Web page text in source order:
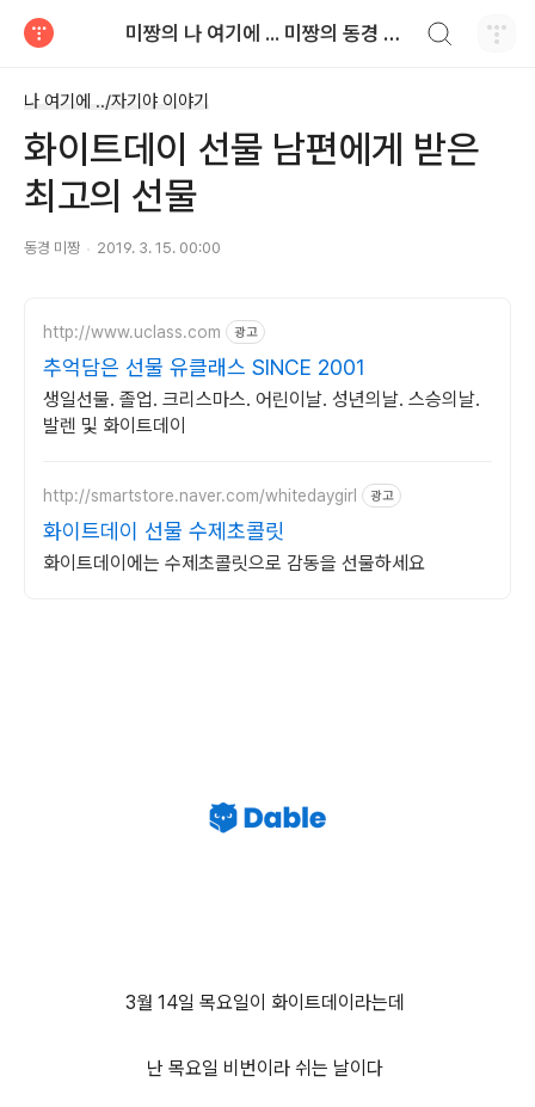
미짱의 나 여기에 ... 미짱의 동경 생활
나 여기에 ../자기야 이야기
화이트데이 선물 남편에게 받은
최고의 선물
동경 미짱 2019. 3. 15. 00:00
http://www.uclass.com 광고
추억담은 선물 유클래스 SINCE 2001
생일선물. 졸업. 크리스마스. 어린이날. 성년의날. 스승의날.
발렌 및 화이트데이
http://smartstore.naver.com/whitedaygirl 광고
화이트데이 선물 수제초콜릿
화이트데이에는 수제초콜릿으로 감동을 선물하세요
3월 14일 목요일이 화이트데이라는데
난 목요일 비번이라 쉬는 날이다